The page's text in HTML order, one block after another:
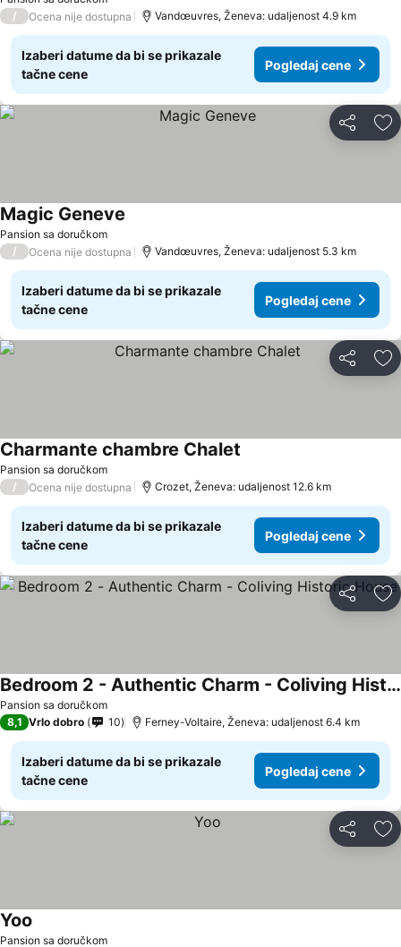
/ Ocena nije dostupna Vandœuvres, Ženeva: udaljenost 4.9 km
Izaberi datume da bi se prikazale
tačne cene
Pogledaj cene
Deli
Pansion sa doručkom
Magic Geneve
/ Ocena nije dostupna Vandœuvres, Ženeva: udaljenost 5.3 km
Izaberi datume da bi se prikazale
tačne cene
Pogledaj cene
Deli
Pansion sa doručkom
Charmante chambre Chalet
/ Ocena nije dostupna Crozet, Ženeva: udaljenost 12.6 km
Izaberi datume da bi se prikazale
tačne cene
Pogledaj cene
Deli
Pansion sa doručkom
Bedroom 2 - Authentic Charm - Coliving Historic House
8,1 Vrlo dobro 10 Ferney-Voltaire, Ženeva: udaljenost 6.4 km
Izaberi datume da bi se prikazale
tačne cene
Pogledaj cene
Deli
Pansion sa doručkom
Yoo